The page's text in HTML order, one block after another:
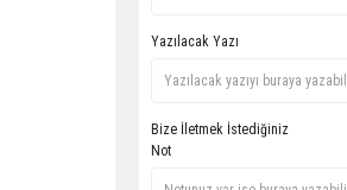
Yazılacak Yazı
Bize İletmek İstediğiniz
Not